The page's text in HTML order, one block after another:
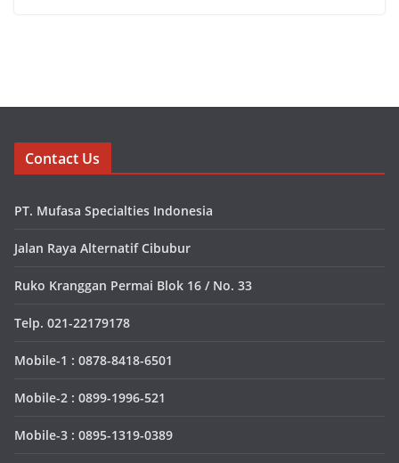
Contact Us
PT. Mufasa Specialties Indonesia
Jalan Raya Alternatif Cibubur
Ruko Kranggan Permai Blok 16 / No. 33
Telp. 021-22179178
Mobile-1 : 0878-8418-6501
Mobile-2 : 0899-1996-521
Mobile-3 : 0895-1319-0389